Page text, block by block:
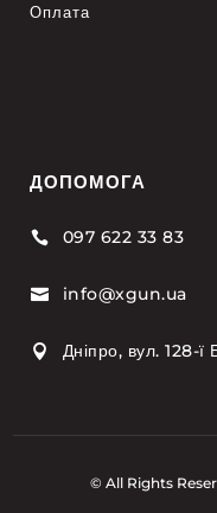
Оплата
ДОПОМОГА
 097 622 33 83
 info@xgun.ua
 Дніпро, вул. 128-
© All Rights